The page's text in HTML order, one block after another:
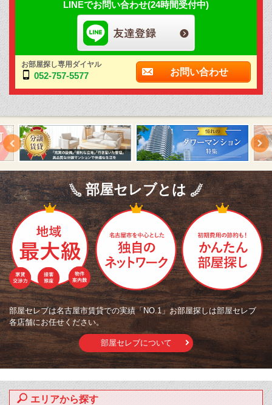
LINEでお問い合わせ(24時間受付中)
お部屋探し専用ダイヤル
052-757-5577 お問い合わせ
部屋セレブとは
部屋セレブは名古屋市賃貸での実績「NO.1」お部屋探しは部屋セレブ
各店舗にお任せください。
部屋セレブについて
エリアから探す